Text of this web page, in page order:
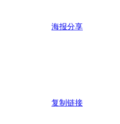
海报分享
复制链接